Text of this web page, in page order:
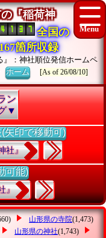
『稲荷神
全国の
箇所収録
』：神社順位発信ホームペ
ホーム [As of 26/08/10]
ン
▼
矢印で移動可)
社』
可能)
』
山形県の寺院(1,473)
山形県の神社(1,743)